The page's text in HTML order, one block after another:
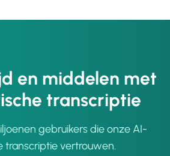
en middelen met
transcriptie
gebruikers die onze AI-
transcriptie vertrouwen.